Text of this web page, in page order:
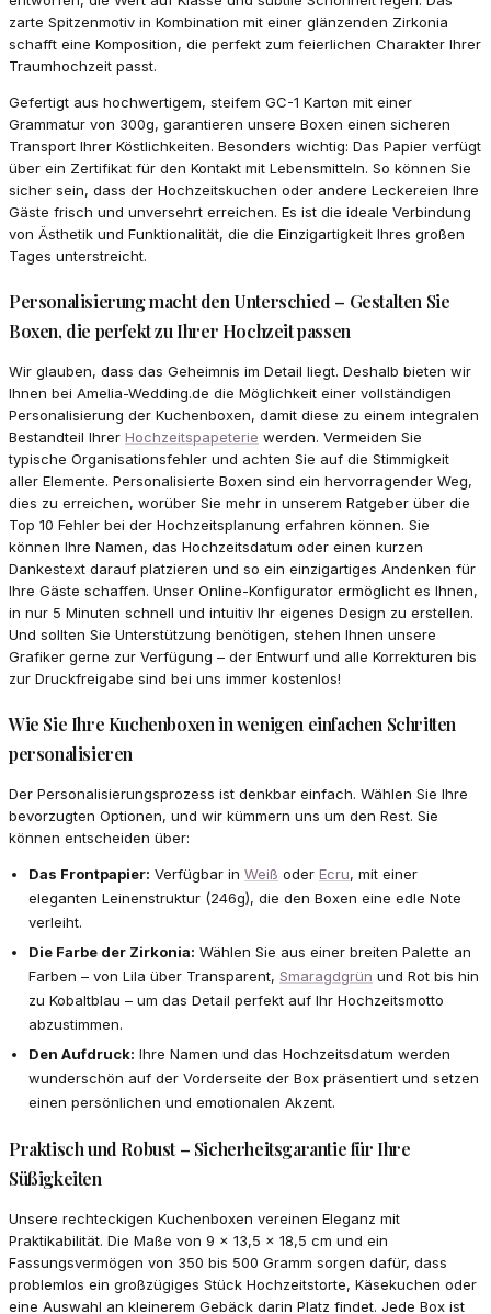
zarte Spitzenmotiv in Kombination mit einer glänzenden Zirkonia
schafft eine Komposition, die perfekt zum feierlichen Charakter Ihrer
Traumhochzeit passt.
Gefertigt aus hochwertigem, steifem GC-1 Karton mit einer
Grammatur von 300g, garantieren unsere Boxen einen sicheren
Transport Ihrer Köstlichkeiten. Besonders wichtig: Das Papier verfügt
über ein Zertifikat für den Kontakt mit Lebensmitteln. So können Sie
sicher sein, dass der Hochzeitskuchen oder andere Leckereien Ihre
Gäste frisch und unversehrt erreichen. Es ist die ideale Verbindung
von Ästhetik und Funktionalität, die die Einzigartigkeit Ihres großen
Tages unterstreicht.
Personalisierung macht den Unterschied – Gestalten Sie
Boxen, die perfekt zu Ihrer Hochzeit passen
Wir glauben, dass das Geheimnis im Detail liegt. Deshalb bieten wir
Ihnen bei Amelia-Wedding.de die Möglichkeit einer vollständigen
Personalisierung der Kuchenboxen, damit diese zu einem integralen
Bestandteil Ihrer Hochzeitspapeterie werden. Vermeiden Sie
typische Organisationsfehler und achten Sie auf die Stimmigkeit
aller Elemente. Personalisierte Boxen sind ein hervorragender Weg,
dies zu erreichen, worüber Sie mehr in unserem Ratgeber über die
Top 10 Fehler bei der Hochzeitsplanung erfahren können. Sie
können Ihre Namen, das Hochzeitsdatum oder einen kurzen
Dankestext darauf platzieren und so ein einzigartiges Andenken für
Ihre Gäste schaffen. Unser Online-Konfigurator ermöglicht es Ihnen,
in nur 5 Minuten schnell und intuitiv Ihr eigenes Design zu erstellen.
Und sollten Sie Unterstützung benötigen, stehen Ihnen unsere
Grafiker gerne zur Verfügung – der Entwurf und alle Korrekturen bis
zur Druckfreigabe sind bei uns immer kostenlos!
Wie Sie Ihre Kuchenboxen in wenigen einfachen Schritten
personalisieren
Der Personalisierungsprozess ist denkbar einfach. Wählen Sie Ihre
bevorzugten Optionen, und wir kümmern uns um den Rest. Sie
können entscheiden über:
Das Frontpapier: Verfügbar in Weiß oder Ecru, mit einer
eleganten Leinenstruktur (246g), die den Boxen eine edle Note
verleiht.
Die Farbe der Zirkonia: Wählen Sie aus einer breiten Palette an
Farben – von Lila über Transparent, Smaragdgrün und Rot bis hin
zu Kobaltblau – um das Detail perfekt auf Ihr Hochzeitsmotto
abzustimmen.
Den Aufdruck: Ihre Namen und das Hochzeitsdatum werden
wunderschön auf der Vorderseite der Box präsentiert und setzen
einen persönlichen und emotionalen Akzent.
Praktisch und Robust – Sicherheitsgarantie für Ihre
Süßigkeiten
Unsere rechteckigen Kuchenboxen vereinen Eleganz mit
Praktikabilität. Die Maße von 9 x 13,5 x 18,5 cm und ein
Fassungsvermögen von 350 bis 500 Gramm sorgen dafür, dass
problemlos ein großzügiges Stück Hochzeitstorte, Käsekuchen oder
eine Auswahl an kleinerem Gebäck darin Platz findet. Jede Box ist